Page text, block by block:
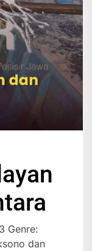
Genre:
dan